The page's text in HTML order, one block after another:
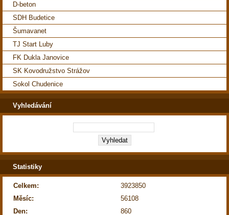
D-beton
SDH Budetice
Šumavanet
TJ Start Luby
FK Dukla Janovice
SK Kovodružstvo Strážov
Sokol Chudenice
Vyhledávání
Statistiky
Celkem:
3923850
Měsíc:
56108
Den:
860